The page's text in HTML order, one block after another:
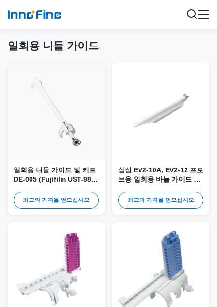
일회용 니들 가이드
일회용 니들 가이드 및 키트
DE-005 (Fujifilm UST-984-
C41B 프로브용)
최고의 가격을 얻으십시오
삼성 EV2-10A, EV2-12 프로
브용 일회용 바늘 가이드 &
최고의 가격을 얻으십시오